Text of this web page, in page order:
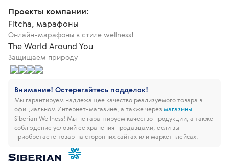
Проекты компании:
Fitcha, марафоны
Онлайн-марафоны в стиле wellness!
The World Around You
Защищаем природу
Внимание! Остерегайтесь подделок!
Мы гарантируем надлежащее качество реализуемого товара в
официальном Интернет-магазине, а также через магазины
Siberian Wellness! Мы не гарантируем качество продукции, а также
соблюдение условий ее хранения продавцами, если вы
приобретаете товар на сторонних сайтах или маркетплейсах.